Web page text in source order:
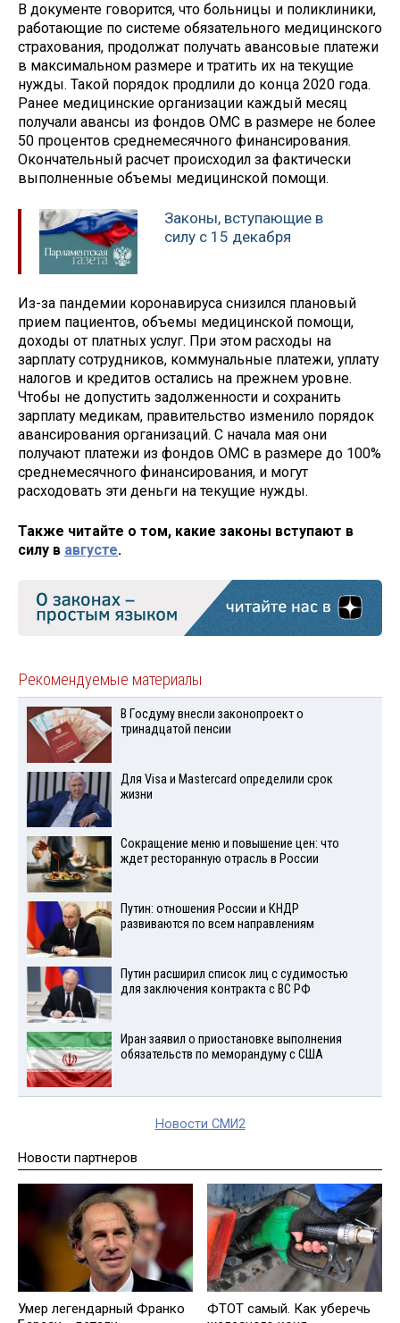
В документе говорится, что больницы и поликлиники,
работающие по системе обязательного медицинского
страхования, продолжат получать авансовые платежи
в максимальном размере и тратить их на текущие
нужды. Такой порядок продлили до конца 2020 года.
Ранее медицинские организации каждый месяц
получали авансы из фондов ОМС в размере не более
50 процентов среднемесячного финансирования.
Окончательный расчет происходил за фактически
выполненные объемы медицинской помощи.
Законы, вступающие в
силу с 15 декабря
Из-за пандемии коронавируса снизился плановый
прием пациентов, объемы медицинской помощи,
доходы от платных услуг. При этом расходы на
зарплату сотрудников, коммунальные платежи, уплату
налогов и кредитов остались на прежнем уровне.
Чтобы не допустить задолженности и сохранить
зарплату медикам, правительство изменило порядок
авансирования организаций. С начала мая они
получают платежи из фондов ОМС в размере до 100%
среднемесячного финансирования, и могут
расходовать эти деньги на текущие нужды.
Также читайте о том, какие законы вступают в
силу в августе.
Рекомендуемые материалы
В Госдуму внесли законопроект о
тринадцатой пенсии
Для Visа и Mastercard определили срок
жизни
Сокращение меню и повышение цен: что
ждет ресторанную отрасль в России
Путин: отношения России и КНДР
развиваются по всем направлениям
Путин расширил список лиц с судимостью
для заключения контракта с ВС РФ
Иран заявил о приостановке выполнения
обязательств по меморандуму с США
Новости СМИ2
Новости партнеров
Умер легендарный Франко
ФТОТ самый. Как уберечь